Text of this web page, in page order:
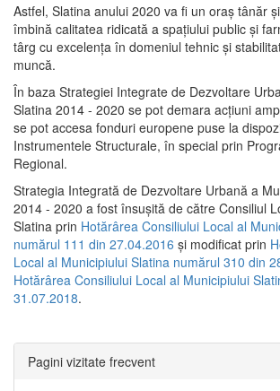
Astfel, Slatina anului 2020 va fi un oraş tânăr
îmbină calitatea ridicată a spaţiului public şi
târg cu excelenţa în domeniul tehnic şi
muncă.
În baza Strategiei Integrate de Dezvoltare
Slatina 2014 - 2020 se pot demara acţiuni
se pot accesa fonduri europene puse la
Instrumentele Structurale, în special prin
Regional.
Strategia Integrată de Dezvoltare Urbană a
2014 - 2020 a fost însuşită de către Consiliul
Slatina prin Hotărârea Consiliului Local al
numărul 111 din 27.04.2016 și modificat prin
Local al Municipiului Slatina numărul 310 din
Hotărârea Consiliului Local al Municipiului
31.07.2018.
Pagini vizitate frecvent